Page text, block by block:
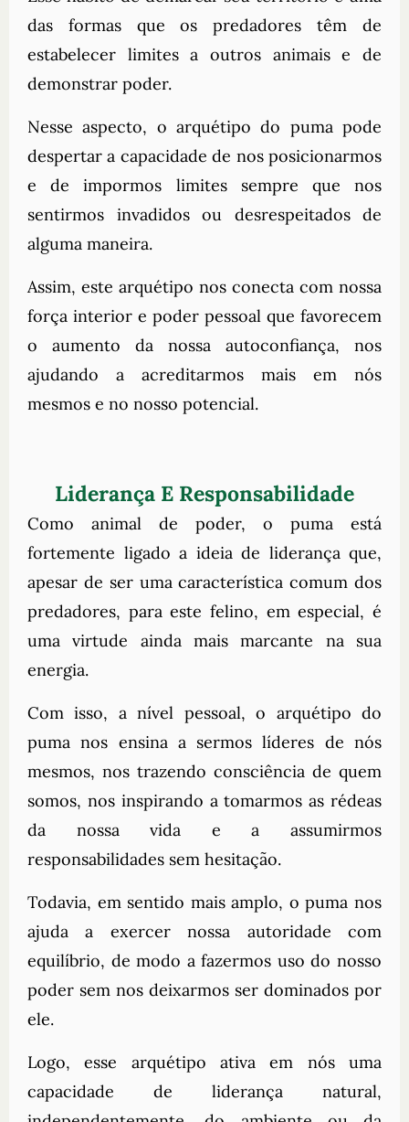
das formas que os predadores têm de
estabelecer limites a outros animais e de
demonstrar poder.
Nesse aspecto, o arquétipo do puma pode
despertar a capacidade de nos posicionarmos
e de impormos limites sempre que nos
sentirmos invadidos ou desrespeitados de
alguma maneira.
Assim, este arquétipo nos conecta com nossa
força interior e poder pessoal que favorecem
o aumento da nossa autoconfiança, nos
ajudando a acreditarmos mais em nós
mesmos e no nosso potencial.
Liderança E Responsabilidade
Como animal de poder, o puma está
fortemente ligado a ideia de liderança que,
apesar de ser uma característica comum dos
predadores, para este felino, em especial, é
uma virtude ainda mais marcante na sua
energia.
Com isso, a nível pessoal, o arquétipo do
puma nos ensina a sermos líderes de nós
mesmos, nos trazendo consciência de quem
somos, nos inspirando a tomarmos as rédeas
da nossa vida e a assumirmos
responsabilidades sem hesitação.
Todavia, em sentido mais amplo, o puma nos
ajuda a exercer nossa autoridade com
equilíbrio, de modo a fazermos uso do nosso
poder sem nos deixarmos ser dominados por
ele.
Logo, esse arquétipo ativa em nós uma
capacidade de liderança natural,